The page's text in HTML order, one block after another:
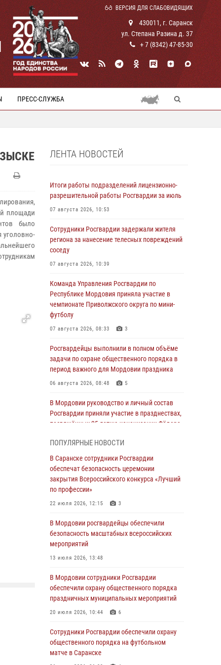
ВЕРСИЯ ДЛЯ СЛАБОВИДЯЩИХ
430011, г. Саранск
ул. Степана Разина д. 37
+ 7 (8342) 47-85-30
ПРЕСС-СЛУЖБА
площади
было
уголовно-
ЛЕНТА НОВОСТЕЙ
Итоги работы подразделений лицензионно-
разрешительной работы Росгвардии за июль
07 августа 2026, 10:53
Сотрудники Росгвардии задержали жителя
региона за нанесение телесных повреждений
соседу
07 августа 2026, 10:39
Команда Управления Росгвардии по
Республике Мордовия приняла участие в
чемпионате Приволжского округа по мини-
футболу
07 августа 2026, 08:33 3
Росгвардейцы выполнили в полном объёме
задачи по охране общественного порядка в
период важного для Мордовии праздника
06 августа 2026, 08:48 5
В Мордовии руководство и личный состав
Росгвардии приняли участие в празднествах,
посвящённых 25-летию канонизации Фёдора
В Саранске сотрудники Росгвардии
задержали дебошира, повредившего
имущество в кафе
06 августа 2026, 07:03
В Саранске по обращению жителей
правоохранители отреагировали
незамедлительно
05 августа 2026, 15:04
В Саранске сотрудники Росгвардии
задержали мужчину, подозреваемого в
причинении телесных повреждений супруге
05 августа 2026, 12:34
Росгвардейцы обеспечили общественную
безопасность во время проведения
масштабного праздника в Темникове
ПОПУЛЯРНЫЕ НОВОСТИ
В Саранске сотрудники Росгвардии
обеспечат безопасность церемонии
закрытия Всероссийского конкурса «Лучший
по профессии»
22 июля 2026, 12:15 3
В Мордовии росгвардейцы обеспечили
безопасность масштабных всероссийских
мероприятий
13 июля 2026, 13:48
В Мордовии сотрудники Росгвардии
обеспечили охрану общественного порядка
праздничных муниципальных мероприятий
20 июля 2026, 10:44 6
Сотрудники Росгвардии обеспечили охрану
общественного порядка на футбольном
матче в Саранске